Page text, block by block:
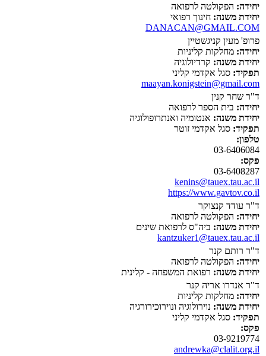
יחידה: הפקולטה לרפואה
יחידת משנה: חינוך רפואי
DANACAN@GMAIL.COM
פרופ' מעין קניגשטיין
יחידה: מחלקות קליניות
יחידת משנה: קרדיולוגיה
תפקיד: סגל אקדמי קליני
maayan.konigstein@gmail.com
ד"ר שחר קנין
יחידה: בית הספר לרפואה
יחידת משנה: אנטומיה ואנתרופולוגיה
תפקיד: סגל אקדמי זוטר
טלפון:
03-6406084
פקס:
03-6408287
kenins@tauex.tau.ac.il
https://www.gavtov.co.il
ד"ר עודד קנצוקר
יחידה: הפקולטה לרפואה
יחידת משנה: ביה"ס לרפואת שינים
kantzuker1@tauex.tau.ac.il
ד"ר רותם קנר
יחידה: הפקולטה לרפואה
יחידת משנה: רפואת המשפחה - קלינית
ד"ר אנדרו אריה קנר
יחידה: מחלקות קליניות
יחידת משנה: נוירולוגיה ונוירוכירורגיה
תפקיד: סגל אקדמי קליני
פקס:
03-9219774
andrewka@clalit.org.il